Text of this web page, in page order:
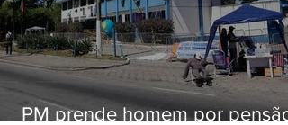
PM prende homem por pensão